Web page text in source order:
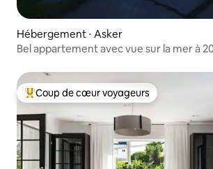
Hébergement ⋅ Asker
Bel appartement avec vue sur la mer à
Coups de cœur voyageurs les plus
Coup de cœur voyageurs